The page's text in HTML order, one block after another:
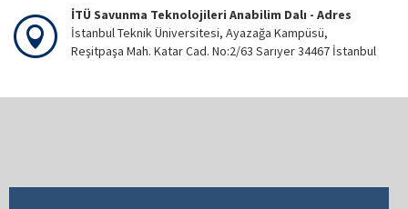
İTÜ Savunma Teknolojileri Anabilim Dalı - Adres
İstanbul Teknik Üniversitesi, Ayazağa Kampüsü,
Reşitpaşa Mah. Katar Cad. No:2/63 Sarıyer 34467 İstanbul